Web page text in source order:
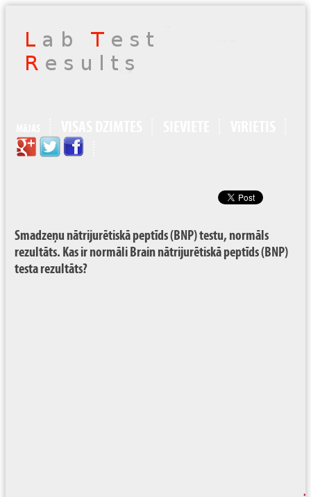
Smadzeņu nātrijurētiskā peptīds (BNP) testu, normāls
rezultāts. Kas ir normāli Brain nātrijurētiskā peptīds (BNP)
testa rezultāts?